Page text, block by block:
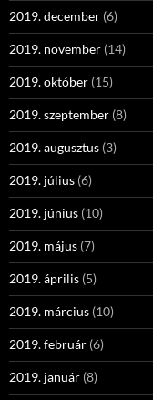
2019. december (6)
2019. november (14)
2019. október (15)
2019. szeptember (8)
2019. augusztus (3)
2019. július (6)
2019. június (10)
2019. május (7)
2019. április (5)
2019. március (10)
2019. február (6)
2019. január (8)